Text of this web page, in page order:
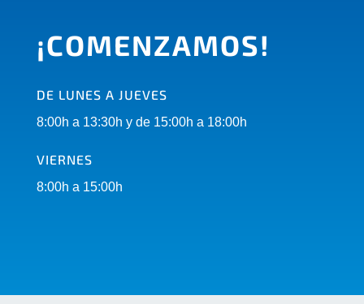
¡COMENZAMOS!
DE LUNES A JUEVES
8:00h a 13:30h y de 15:00h a 18:00h
VIERNES
8:00h a 15:00h